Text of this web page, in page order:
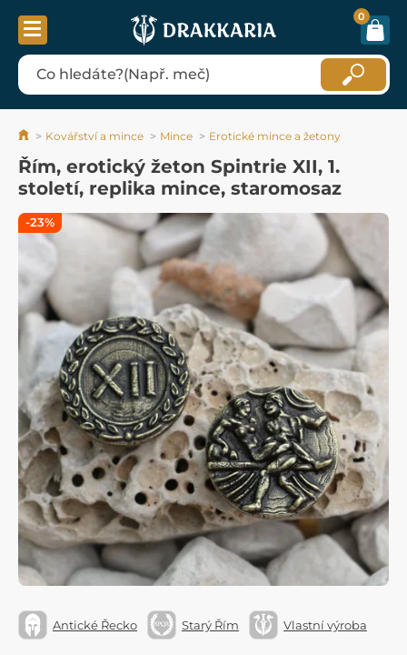
0
Kovářství a mince Mince Erotické mince a žetony
Řím, erotický žeton Spintrie XII, 1.
století, replika mince, staromosaz
Antické Řecko Starý Řím Vlastní výroba
-23%